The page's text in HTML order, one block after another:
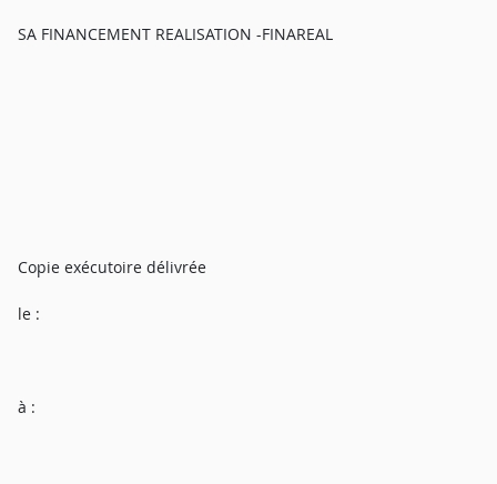
SA FINANCEMENT REALISATION -FINAREAL
Copie exécutoire délivrée
le :
à :